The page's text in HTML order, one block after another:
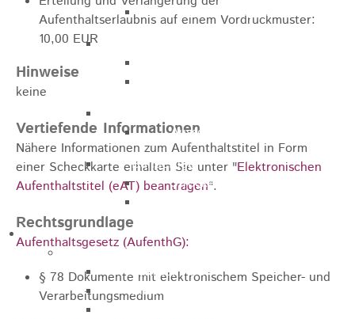
Ausschreibung Marathon
Ausschreibung
Bundesliga
Streckenbeschreibung
Bildung / Familie
Soziales
Familienbüro
Ehrenamtsbörse
Aufenthaltserlaubnis auf einem Vordruckmuster:
10,00 EUR
Hinweise
keine
Vertiefende Informationen
Nähere Informationen zum Aufenthaltstitel in Form
einer Scheckkarte erhalten Sie unter "Elektronischen
Aufenthaltstitel (eAT) beantragen".
Rechtsgrundlage
Aufenthaltsgesetz (AufenthG):
§ 78 Dokumente mit elektronischem Speicher- und
Verarbeitungsmedium